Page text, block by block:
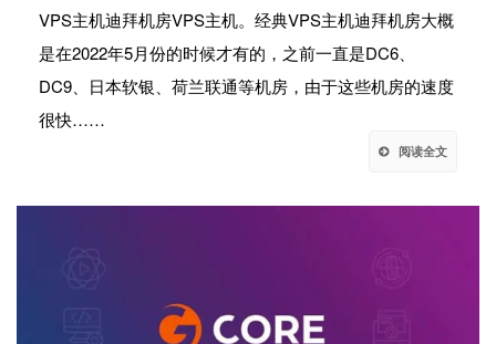
VPS主机迪拜机房VPS主机。经典VPS主机迪拜机房大概
是在2022年5月份的时候才有的，之前一直是DC6、
DC9、日本软银、荷兰联通等机房，由于这些机房的速度
很快……
阅读全文